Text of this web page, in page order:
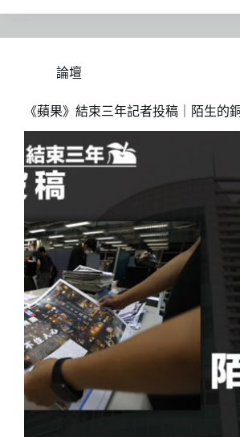
論壇
《蘋果》結束三年記者投稿｜陌生的